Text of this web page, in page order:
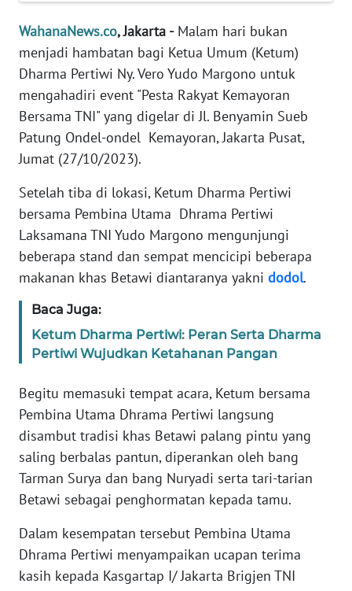
WahanaNews.co, Jakarta -Malam hari bukan
menjadi hambatan bagi Ketua Umum (Ketum)
Dharma Pertiwi Ny. Vero Yudo Margono untuk
mengahadiri event "Pesta Rakyat Kemayoran
Bersama TNI" yang digelar di Jl. Benyamin Sueb
Patung Ondel-ondel Kemayoran, Jakarta Pusat,
Jumat (27/10/2023).
Setelah tiba di lokasi, Ketum Dharma Pertiwi
bersama Pembina Utama Dhrama Pertiwi
Laksamana TNI Yudo Margono mengunjungi
beberapa stand dan sempat mencicipi beberapa
makanan khas Betawi diantaranya yakni dodol.
Baca Juga:
Ketum Dharma Pertiwi: Peran Serta Dharma
Pertiwi Wujudkan Ketahanan Pangan
Begitu memasuki tempat acara, Ketum bersama
Pembina Utama Dhrama Pertiwi langsung
disambut tradisi khas Betawi palang pintu yang
saling berbalas pantun, diperankan oleh bang
Tarman Surya dan bang Nuryadi serta tari-tarian
Betawi sebagai penghormatan kepada tamu.
Dalam kesempatan tersebut Pembina Utama
Dhrama Pertiwi menyampaikan ucapan terima
kasih kepada Kasgartap I/ Jakarta Brigjen TNI
Informasi
INDEKS
BERITA
KONTAK
KAMI
INFO
TENTANG
KAMI
PEDOMAN
SIBER
REDAKSI
KARIR
DISCLAIMER
Wahana
News
Regional
WN
SUMUT